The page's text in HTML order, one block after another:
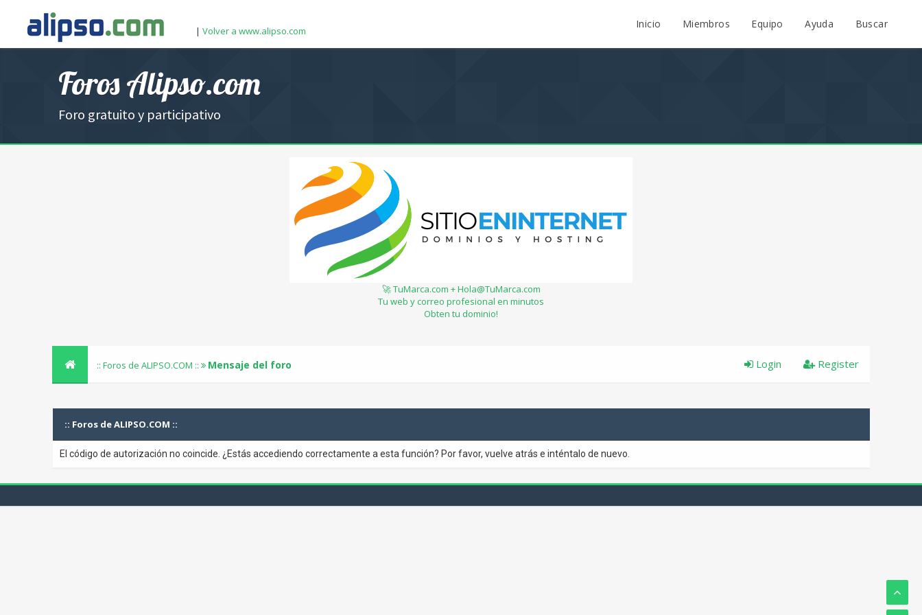
| Volver a www.alipso.com
Inicio Miembros Equipo Ayuda Buscar
Foros Alipso.com
Foro gratuito y participativo
🚀 TuMarca.com + Hola@TuMarca.com
Tu web y correo profesional en minutos
Obten tu dominio!
:: Foros de ALIPSO.COM :: Mensaje del foro Register
Login
:: Foros de ALIPSO.COM ::
El código de autorización no coincide. ¿Estás accediendo correctamente a esta función? Por favor, vuelve atrás e inténtalo de nuevo.